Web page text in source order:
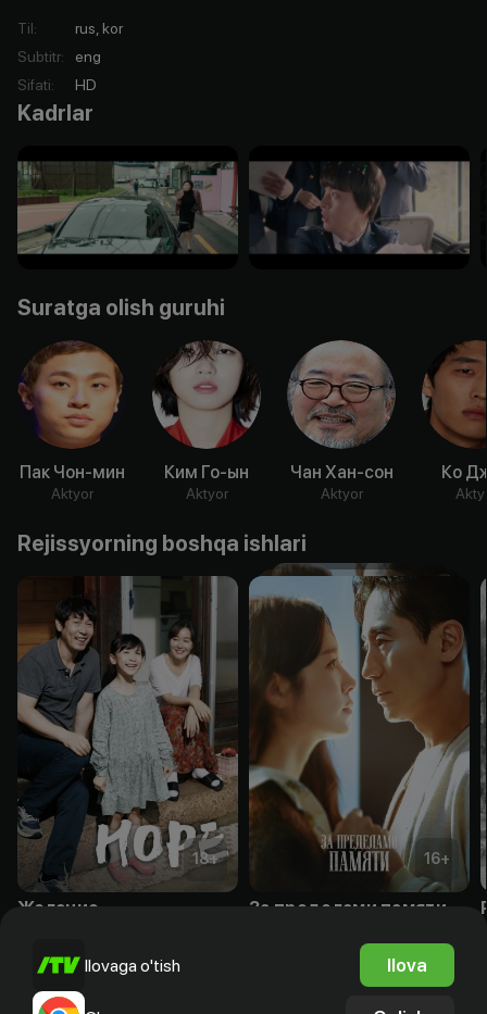
Til:
rus, kor
Subtitr:
eng
Sifati: HD
Kadrlar
Suratga olish guruhi
Пак Чон-мин
Aktyor
Ким Го-ын
Aktyor
Чан Хан-сон
Aktyor
Ко
Rejissyorning boshqa ishlari
18+
Желание
16+
За пределами памяти
Ilovaga o'tish Ilova